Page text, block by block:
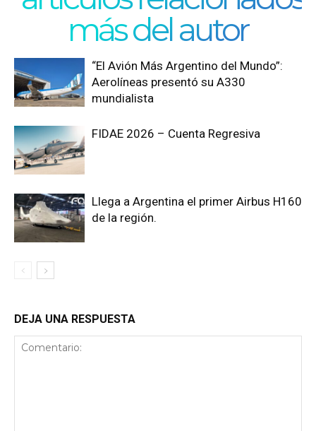
más del autor
“El Avión Más Argentino del Mundo”:
Aerolíneas presentó su A330
mundialista
FIDAE 2026 – Cuenta Regresiva
Llega a Argentina el primer Airbus H160
de la región.
DEJA UNA RESPUESTA